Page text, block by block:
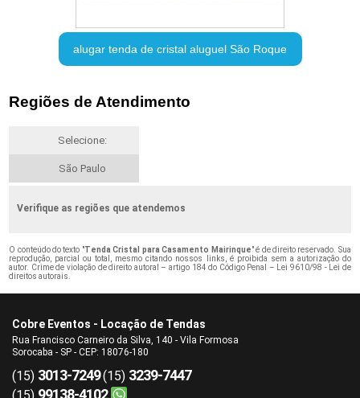
alugar tenda de cristal aluguel São Roque
Regiões de Atendimento
Selecione:
São Paulo
Verifique as regiões que atendemos
O conteúdo do texto "Tenda Cristal para Casamento Mairinque" é de direito reservado. Sua
reprodução, parcial ou total, mesmo citando nossos links, é proibida sem a autorização do
autor. Crime de violação de direito autoral – artigo 184 do Código Penal – Lei 9610/98 - Lei de
direitos autorais.
Cobre Eventos - Locação de Tendas
Rua Francisco Carneiro da Silva, 140 - Vila Formosa
Sorocaba - SP - CEP: 18076-180
(15) 3013-7249(15) 3239-7447
99138-4102